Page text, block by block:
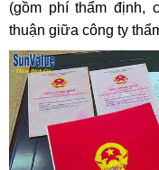
(gồm phí thẩm định,
thuận giữa công ty